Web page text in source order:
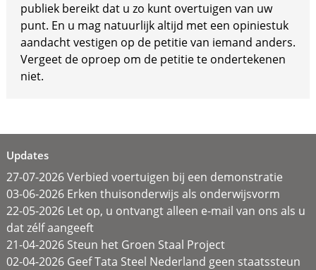
publiek bereikt dat u zo kunt overtuigen van uw
punt. En u mag natuurlijk altijd met een opiniestuk
aandacht vestigen op de petitie van iemand anders.
Vergeet de oproep om de petitie te ondertekenen
niet.
Updates
27-07-2026 Verbied voertuigen bij een demonstratie
03-06-2026 Erken thuisonderwijs als onderwijsvorm
22-05-2026 Let op, u ontvangt alleen e-mail van ons als u
dat zélf aangeeft
21-04-2026 Steun het Groen Staal Project
02-04-2026 Geef Tata Steel Nederland geen staatssteun